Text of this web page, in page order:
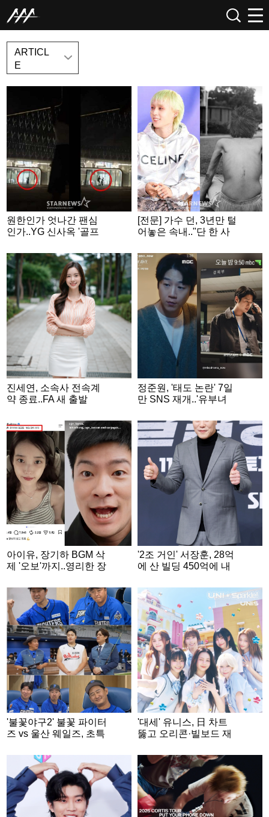
NEWS
ARTICL
E
원한인가 엇나간 팬심
인가..YG 신사옥 '골프
[종합]
[전문] 가수 던, 3년만 털
어놓은 속내.."단 한 사
진세연, 소속사 전속계
약 종료..FA 새 출발
정준원, '태도 논란' 7일
만 SNS 재개..'유부녀
이슈]
아이유, 장기하 BGM 삭
제 '오보'까지..영리한 장
SNS 게재 [스타이슈]
'2조 거인' 서장훈, 28억
에 산 빌딩 450억에 내
타이슈]
'불꽃야구2' 불꽃 파이터
즈 vs 울산 웨일즈, 초특
'대세' 유니스, 日 차트
뚫고 오리콘·빌보드 재